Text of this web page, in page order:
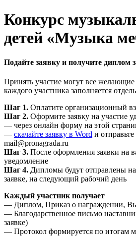
Конкурс
детей «Музыка
Подайте заявку и получите диплом
Принять участие могут все желающие
каждого участника заполняется
Шаг 1. Оплатите организационный
Шаг 2. Оформите заявку на участие
— через онлайн форму на этой
— скачайте заявку в Word и
mail@pronagrada.ru
Шаг 3. После оформления заявки на
уведомление
Шаг 4. Дипломы будут отправлены
заявке, на следующий рабочий день
Каждый участник получает
— Диплом, Приказ о награждении,
— Благодарственное письмо
заявке)
— Протокол формируется по итогам